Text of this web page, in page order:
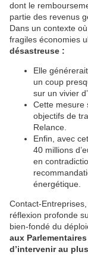
dont le
partie des revenus
Dans un contexte
fragiles économies
désastreuse :
Elle
un coup
sur un vivier
Cette mesure
objectifs de
Relance.
Enfin, avec
40 millions
en
énergétique.
Contact-
réflexion profonde
bien-fondé du
aux
d’intervenir au